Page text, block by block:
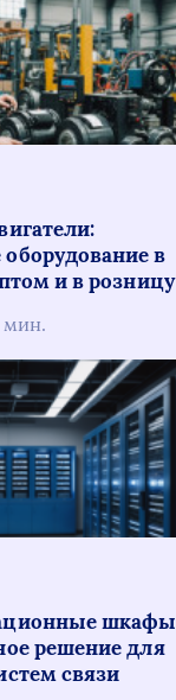
в
и в розницу
мин.
шкафы
решение для
связи